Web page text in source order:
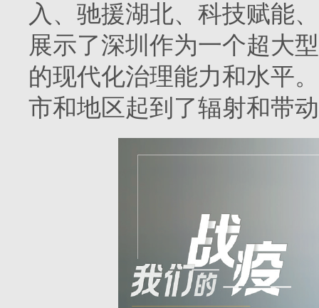
入、驰援湖北、科技赋能
展示了深圳作为一个超大
的现代化治理能力和水平
市和地区起到了辐射和带